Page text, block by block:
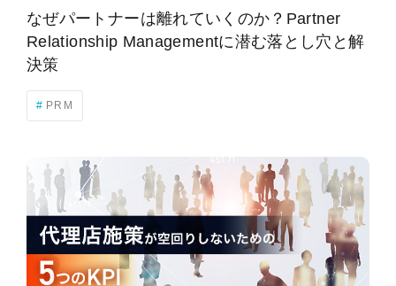
なぜパートナーは離れていくのか？Partner
Relationship Managementに潜む落とし穴と解
決策
PRM